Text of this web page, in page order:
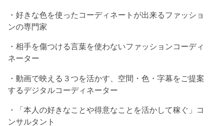
・好きな色を使ったコーディネートが出来るファッショ
ンの専門家
・相手を傷つける言葉を使わないファッションコーディ
ネーター
・動画で映える３つを活かす、空間・色・字幕をご提案
するデジタルコーディネーター
・「本人の好きなことや得意なことを活かして稼ぐ」コ
ンサルタント